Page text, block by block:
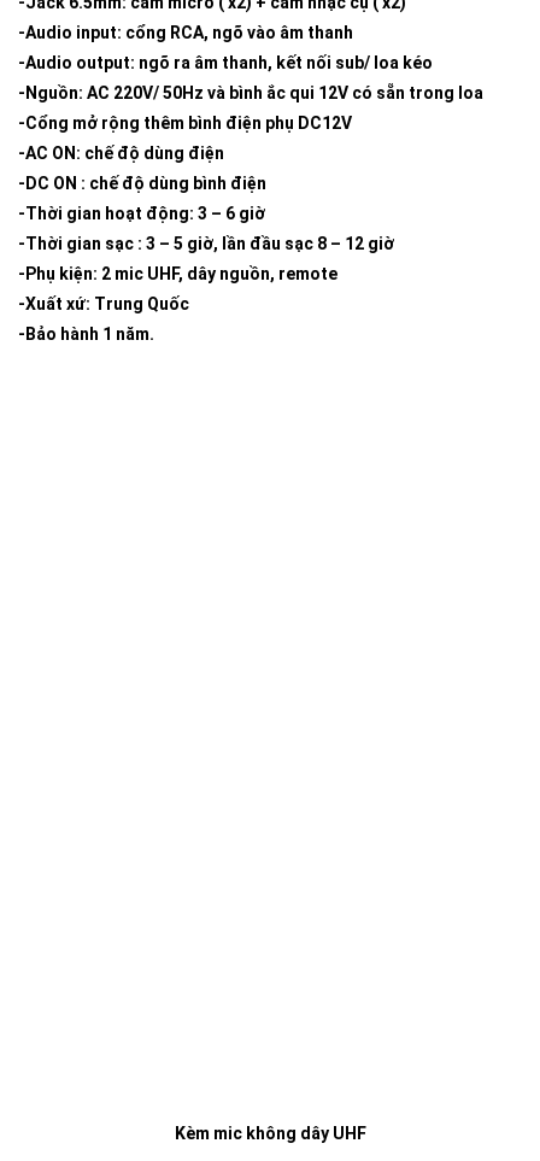
-Audio input: cổng RCA, ngõ vào âm thanh
-Audio output: ngõ ra âm thanh, kết nối sub/ loa kéo
-Nguồn: AC 220V/ 50Hz và bình ắc qui 12V có sẵn trong loa
-Cổng mở rộng thêm bình điện phụ DC12V
-AC ON: chế độ dùng điện
-DC ON : chế độ dùng bình điện
-Thời gian hoạt động: 3 – 6 giờ
-Thời gian sạc : 3 – 5 giờ, lần đầu sạc 8 – 12 giờ
-Phụ kiện: 2 mic UHF, dây nguồn, remote
-Xuất xứ: Trung Quốc
-Bảo hành 1 năm.
Kèm mic không dây UHF